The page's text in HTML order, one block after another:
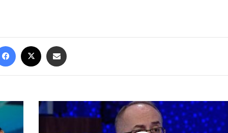
Facebook
Raka:
Para